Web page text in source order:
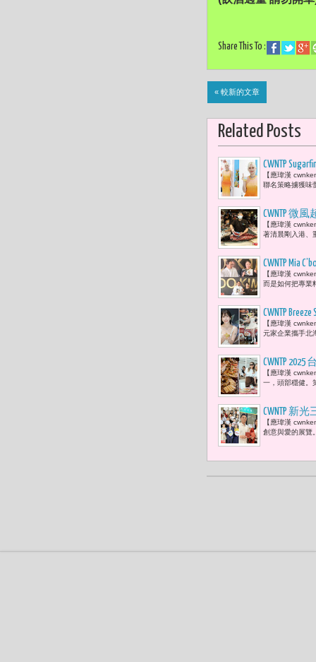
Share This To :
« 較新的文章
Related Posts
CWNTP
【應瑋漢
聯名策略擄獲味
CWNTP 微
【應瑋漢
著清晨剛入港、
CWNTP
持 百元價
【應瑋漢
而是如何把專業
CWNTP
料理分享
【應瑋漢
元家企業攜手北
CWNTP
貨、餐飲
【應瑋漢
一，頭部穩健。
CWNTP 新
東方美人
【應瑋漢
創意與愛的展覽